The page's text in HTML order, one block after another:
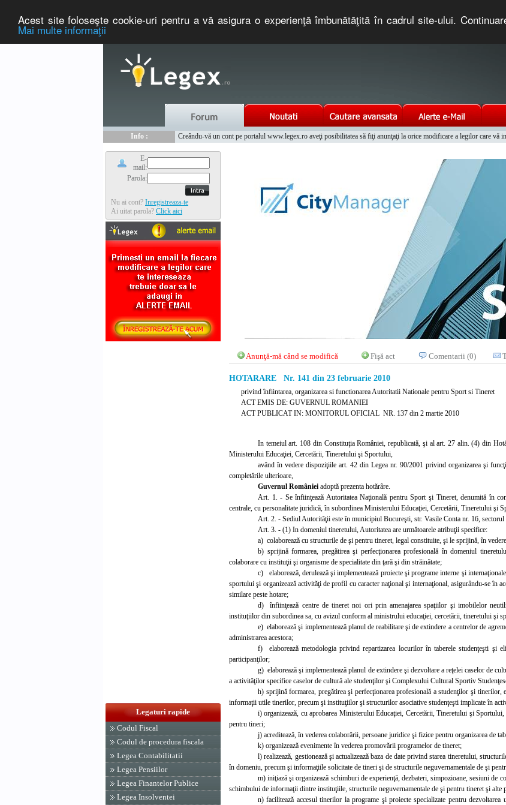
Acest site foloseşte cookie-uri pentru a vă asigura o experienţă îmbunătăţită în cadrul site-ului.
Mai multe informaţii
Info :
Creându-vă un cont pe portalul www.legex.ro aveţi posibilitatea să fiţi anunţaţi la orice modificare a legilor care vă
E-
mail:
Parola:
Nu ai cont? Inregistreaza-te
Ai uitat parola? Click aici
Legaturi rapide
Codul Fiscal
Codul de procedura fiscala
Legea Contabilitatii
Legea Pensiilor
Legea Finantelor Publice
Legea Insolventei
Anunţă-mă când se modifică Fişă act Comentarii (0)
HOTARARE Nr. 141 din 23 februarie 2010
privind înfiintarea, organizarea si functionarea Autoritatii Nationale pentru Sport si Tineret
ACT EMIS DE: GUVERNUL ROMANIEI
ACT PUBLICAT IN: MONITORUL OFICIAL NR. 137 din 2 martie 2010
In temeiul art. 108 din Constituţia României, republicată, şi al art. 27 alin. (4) din
Ministerului Educaţiei, Cercetării, Tineretului şi Sportului,
având în vedere dispoziţiile art. 42 din Legea nr. 90/2001 privind organizarea şi
completările ulterioare,
Guvernul României adoptă prezenta hotărâre.
Art. 1. - Se înfiinţează Autoritatea Naţională pentru Sport şi Tineret, denumită în
centrale, cu personalitate juridică, în subordinea Ministerului Educaţiei, Cercetării, Tineretului şi
Art. 2. - Sediul Autorităţii este în municipiul Bucureşti, str. Vasile Conta nr. 16, sectorul
Art. 3. - (1) In domeniul tineretului, Autoritatea are următoarele atribuţii specifice:
a) colaborează cu structurile de şi pentru tineret, legal constituite, şi le sprijină, în
b) sprijină formarea, pregătirea şi perfecţionarea profesională în domeniul
colaborare cu instituţii şi organisme de specialitate din ţară şi din străinătate;
c) elaborează, derulează şi implementează proiecte şi programe interne şi
sportului şi organizează activităţi de profil cu caracter naţional şi internaţional, asigurându-se în
similare peste hotare;
d) înfiinţează centre de tineret noi ori prin amenajarea spaţiilor şi imobilelor
instituţiilor din subordinea sa, cu avizul conform al ministrului educaţiei, cercetării, tineretului şi
e) elaborează şi implementează planul de reabilitare şi de extindere a centrelor de
administrarea acestora;
f) elaborează metodologia privind repartizarea locurilor în taberele studenţeşti şi
participanţilor;
g) elaborează şi implementează planul de extindere şi dezvoltare a reţelei caselor de
a activităţilor specifice caselor de cultură ale studenţilor şi Complexului Cultural Sportiv
h) sprijină formarea, pregătirea şi perfecţionarea profesională a studenţilor şi tinerilor,
informaţii utile tinerilor, precum şi instituţiilor şi structurilor asociative studenţeşti implicate în
i) organizează, cu aprobarea Ministerului Educaţiei, Cercetării, Tineretului şi
pentru tineri;
j) acreditează, în vederea colaborării, persoane juridice şi fizice pentru organizarea de
k) organizează evenimente în vederea promovării programelor de tineret;
l) realizează, gestionează şi actualizează baza de date privind starea tineretului,
în domeniu, precum şi informaţiile solicitate de tineri şi de structurile neguvernamentale de şi
m) iniţiază şi organizează schimburi de experienţă, dezbateri, simpozioane, sesiuni de
schimbului de informaţii dintre instituţiile, structurile neguvernamentale de şi pentru tineret şi
n) facilitează accesul tinerilor la programe şi proiecte specializate pentru